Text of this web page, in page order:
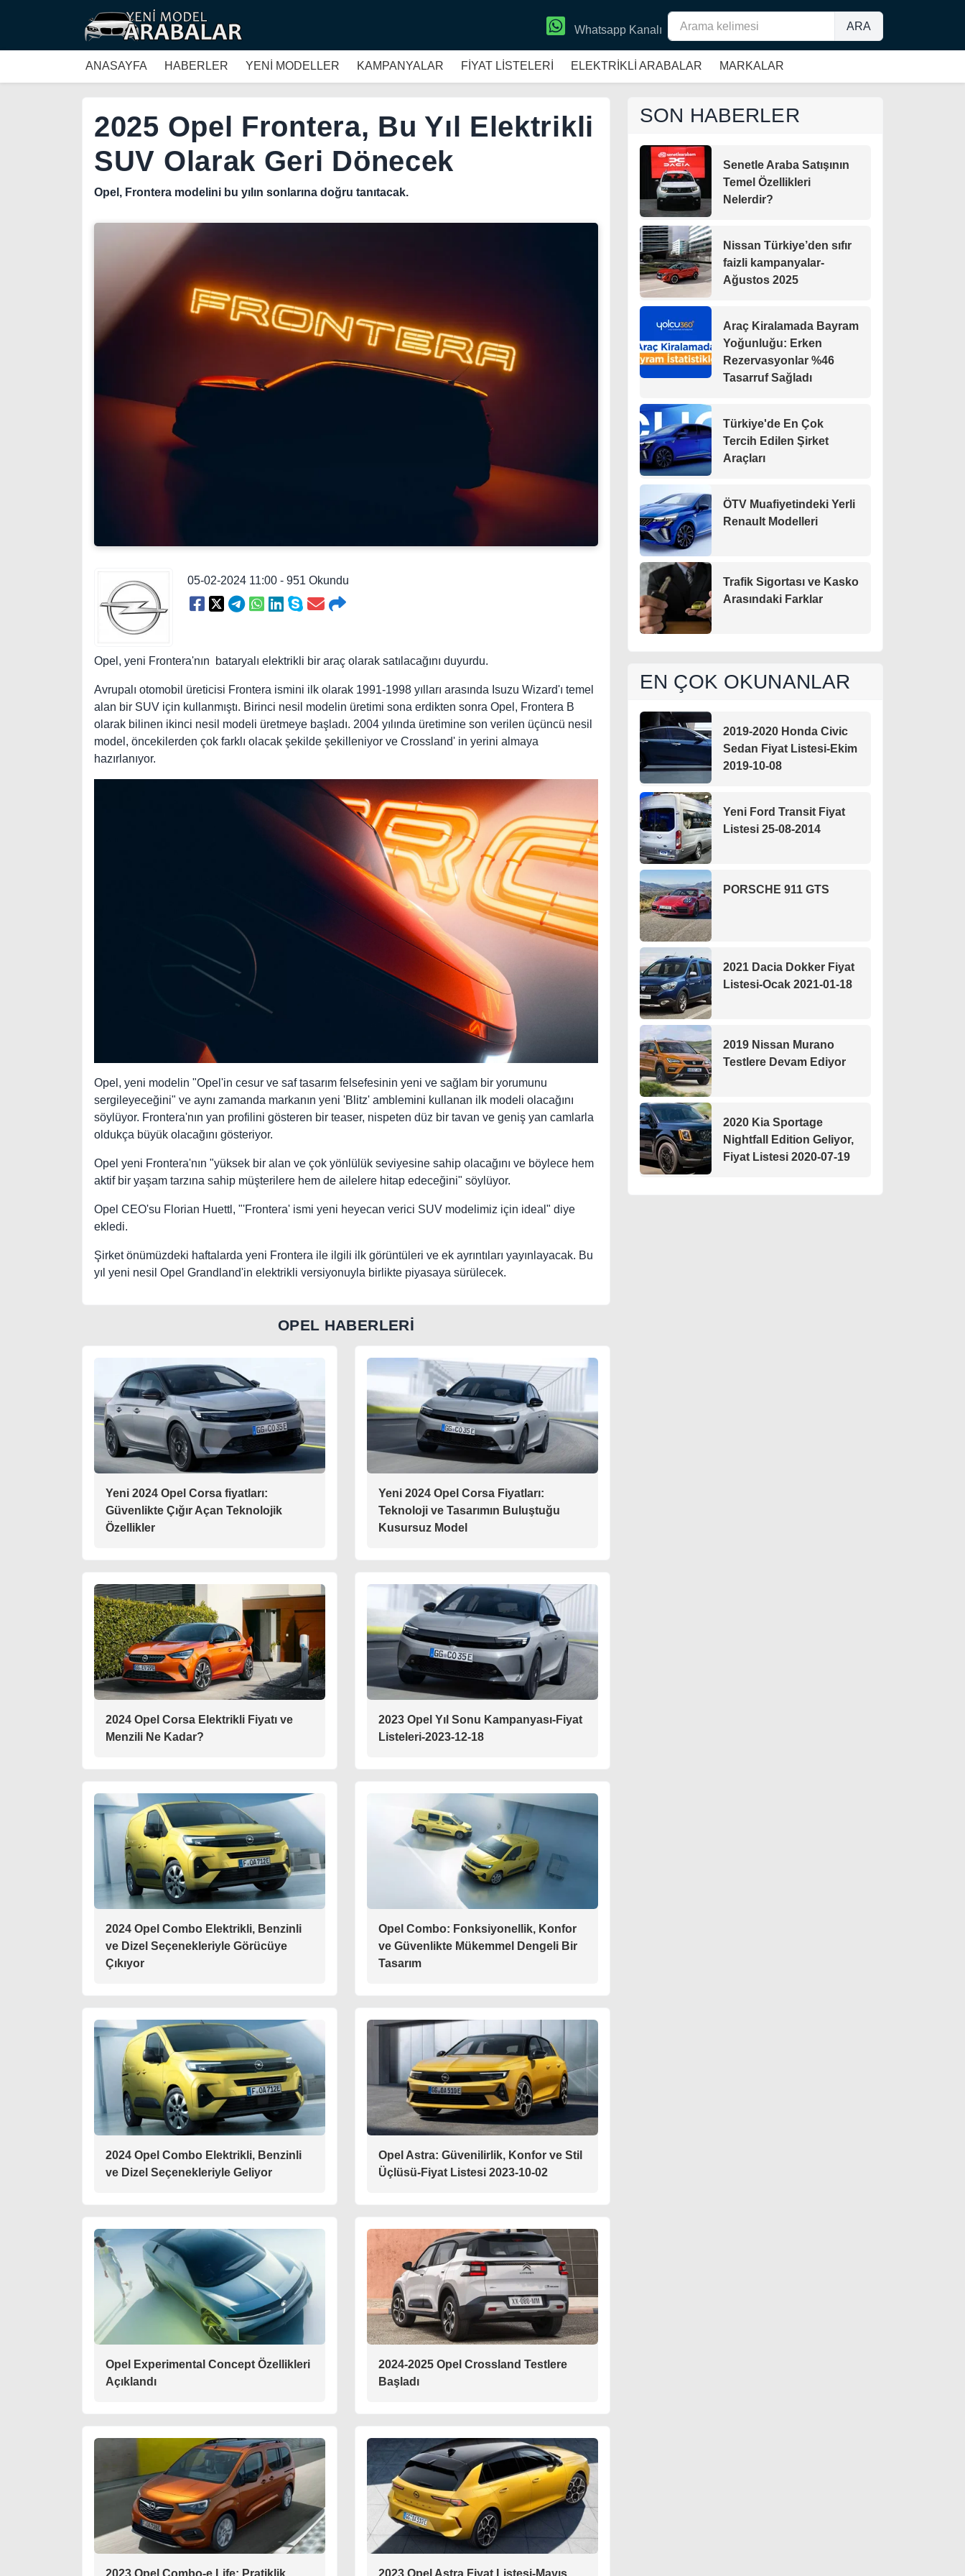
ARA
Whatsapp Kanalı
ANASAYFA HABERLER YENİ MODELLER KAMPANYALAR FİYAT LİSTELERİ ELEKTRİKLİ ARABALAR MARKALAR
2025 Opel Frontera, Bu Yıl Elektrikli
SUV Olarak Geri Dönecek
Opel, Frontera modelini bu yılın sonlarına doğru tanıtacak.
05-02-2024 11:00 - 951 Okundu
Opel, yeni Frontera'nın bataryalı elektrikli bir araç olarak satılacağını duyurdu.
Avrupalı otomobil üreticisi Frontera ismini ilk olarak 1991-1998 yılları arasında Isuzu Wizard'ı temel
alan bir SUV için kullanmıştı. Birinci nesil modelin üretimi sona erdikten sonra Opel, Frontera B
olarak bilinen ikinci nesil modeli üretmeye başladı. 2004 yılında üretimine son verilen üçüncü nesil
model, öncekilerden çok farklı olacak şekilde şekilleniyor ve Crossland' in yerini almaya
hazırlanıyor.
Opel, yeni modelin "Opel'in cesur ve saf tasarım felsefesinin yeni ve sağlam bir yorumunu
sergileyeceğini" ve aynı zamanda markanın yeni 'Blitz' amblemini kullanan ilk modeli olacağını
söylüyor. Frontera'nın yan profilini gösteren bir teaser, nispeten düz bir tavan ve geniş yan camlarla
oldukça büyük olacağını gösteriyor.
Opel yeni Frontera'nın "yüksek bir alan ve çok yönlülük seviyesine sahip olacağını ve böylece hem
aktif bir yaşam tarzına sahip müşterilere hem de ailelere hitap edeceğini" söylüyor.
Opel CEO'su Florian Huettl, "'Frontera' ismi yeni heyecan verici SUV modelimiz için ideal" diye
ekledi.
Şirket önümüzdeki haftalarda yeni Frontera ile ilgili ilk görüntüleri ve ek ayrıntıları yayınlayacak. Bu
yıl yeni nesil Opel Grandland'in elektrikli versiyonuyla birlikte piyasaya sürülecek.
OPEL HABERLERİ
Yeni 2024 Opel Corsa fiyatları:
Güvenlikte Çığır Açan Teknolojik
Özellikler
Yeni 2024 Opel Corsa Fiyatları:
Teknoloji ve Tasarımın Buluştuğu
Kusursuz Model
2024 Opel Corsa Elektrikli Fiyatı ve
Menzili Ne Kadar?
2023 Opel Yıl Sonu Kampanyası-Fiyat
Listeleri-2023-12-18
2024 Opel Combo Elektrikli, Benzinli
ve Dizel Seçenekleriyle Görücüye
Çıkıyor
Opel Combo: Fonksiyonellik, Konfor
ve Güvenlikte Mükemmel Dengeli Bir
Tasarım
2024 Opel Combo Elektrikli, Benzinli
ve Dizel Seçenekleriyle Geliyor
Opel Astra: Güvenilirlik, Konfor ve Stil
Üçlüsü-Fiyat Listesi 2023-10-02
Opel Experimental Concept Özellikleri
Açıklandı
2024-2025 Opel Crossland Testlere
Başladı
2023 Opel Combo-e Life: Pratiklik, 2023 Opel Astra Fiyat Listesi-Mayıs
SON HABERLER
Senetle Araba Satışının
Temel Özellikleri
Nelerdir?
Nissan Türkiye’den sıfır
faizli kampanyalar-
Ağustos 2025
Araç Kiralamada Bayram
Yoğunluğu: Erken
Rezervasyonlar %46
Tasarruf Sağladı
Türkiye'de En Çok
Tercih Edilen Şirket
Araçları
ÖTV Muafiyetindeki Yerli
Renault Modelleri
Trafik Sigortası ve Kasko
Arasındaki Farklar
EN ÇOK OKUNANLAR
2019-2020 Honda Civic
Sedan Fiyat Listesi-Ekim
2019-10-08
Yeni Ford Transit Fiyat
Listesi 25-08-2014
PORSCHE 911 GTS
2021 Dacia Dokker Fiyat
Listesi-Ocak 2021-01-18
2019 Nissan Murano
Testlere Devam Ediyor
2020 Kia Sportage
Nightfall Edition Geliyor,
Fiyat Listesi 2020-07-19